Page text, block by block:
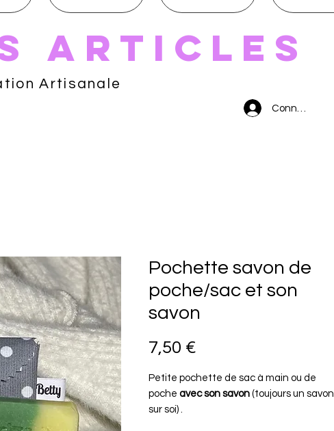
articles
Artisanale
Connexion
Pochette savon de
poche/sac et son
savon
7,50 €
Petite pochette de sac à main ou de
poche avec son savon (toujours un savon
sur soi) .